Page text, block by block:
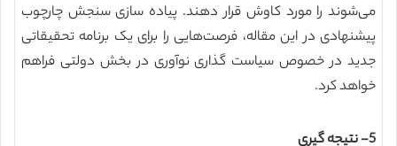
می‌شوند را مورد کاوش قرار دهند. پیاده سازی سنجش چارچوب
پیشنهادی در این مقاله، فرصت‌هایی را برای یک برنامه تحقیقاتی
جدید در خصوص سیاست گذاری نوآوری در بخش دولتی فراهم
خواهد کرد.
5- نتیجه گیری